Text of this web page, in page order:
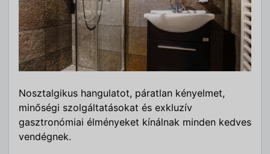
Nosztalgikus hangulatot, páratlan kényelmet,
minőségi szolgáltatásokat és exkluzív
gasztronómiai élményeket kínálnak minden kedves
vendégnek.